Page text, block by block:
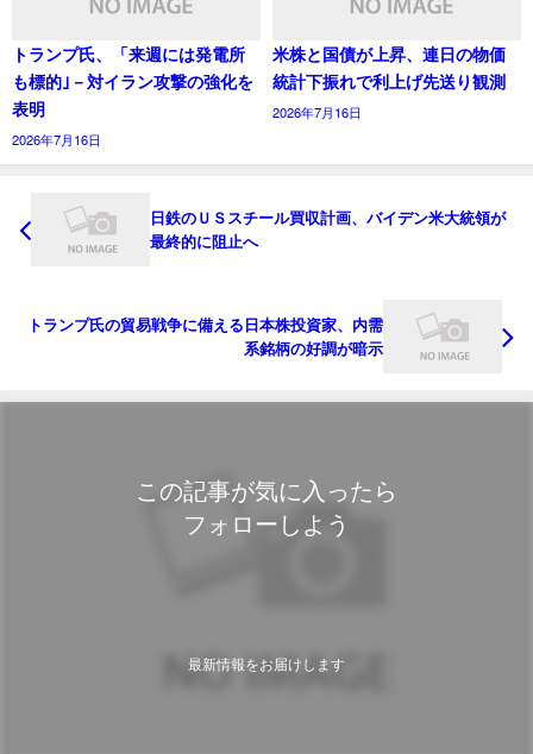
トランプ氏、「来週には発電所
も標的｣－対イラン攻撃の強化を
表明
2026年7月16日
米株と国債が上昇、連日の物価
統計下振れで利上げ先送り観測
2026年7月16日
日鉄のＵＳスチール買収計画、バイデン米大統領が
最終的に阻止へ
トランプ氏の貿易戦争に備える日本株投資家、内需
系銘柄の好調が暗示
この記事が気に入ったら
フォローしよう
最新情報をお届けします